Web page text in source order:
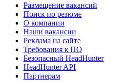
Размещение вакансий
Поиск по резюме
О компании
Наши вакансии
Реклама на сайте
Требования к ПО
Безопасный HeadHunter
HeadHunter API
Партнерам